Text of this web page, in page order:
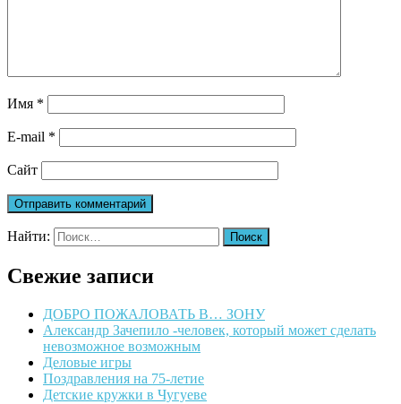
Имя *
E-mail *
Сайт
Найти:
Свежие записи
ДОБРО ПОЖАЛОВАТЬ В… ЗОНУ
Александр Зачепило -человек, который может сделать
невозможное возможным
Деловые игры
Поздравления на 75-летие
Детские кружки в Чугуеве